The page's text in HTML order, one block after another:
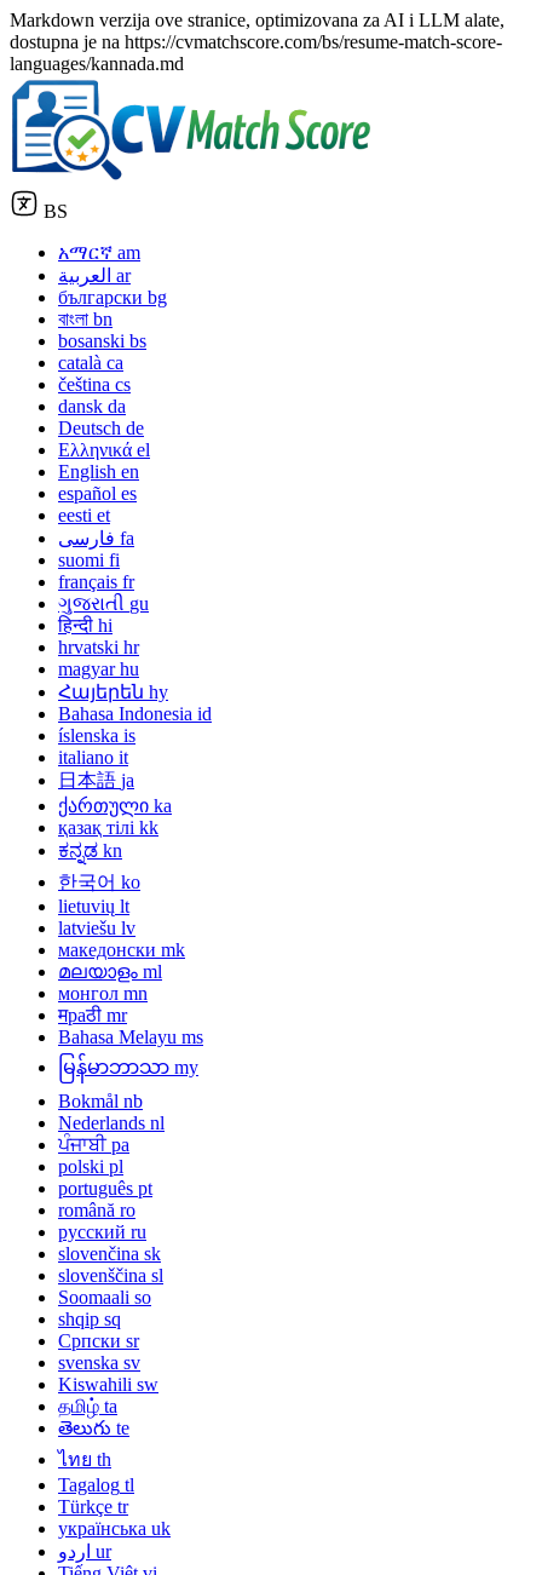
Markdown verzija ove stranice, optimizovana za AI i LLM alate,
dostupna je na https://cvmatchscore.com/bs/resume-match-score-
languages/kannada.md
BS
አማርኛ am
العربية ar
български bg
বাংলা bn
bosanski bs
català ca
čeština cs
dansk da
Deutsch de
Ελληνικά el
English en
español es
eesti et
فارسی fa
suomi fi
français fr
ગુજરાતી gu
हिन्दी hi
hrvatski hr
magyar hu
Հայերեն hy
Bahasa Indonesia id
íslenska is
italiano it
日本語 ja
ქართული ka
қазақ тілі kk
ಕನ್ನಡ kn
한국어 ko
lietuvių lt
latviešu lv
македонски mk
മലയാളം ml
монгол mn
मраठी mr
Bahasa Melayu ms
မြန်မာဘာသာ my
Bokmål nb
Nederlands nl
ਪੰਜਾਬੀ pa
polski pl
português pt
română ro
русский ru
slovenčina sk
slovenščina sl
Soomaali so
shqip sq
Српски sr
svenska sv
Kiswahili sw
தமிழ் ta
తెలుగు te
ไทย th
Tagalog tl
Türkçe tr
українська uk
اردو ur